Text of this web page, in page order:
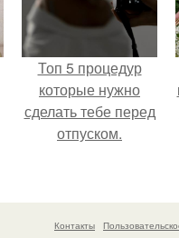
Топ 5 процедур
которые нужно
сделать тебе перед
отпуском.
Контакты